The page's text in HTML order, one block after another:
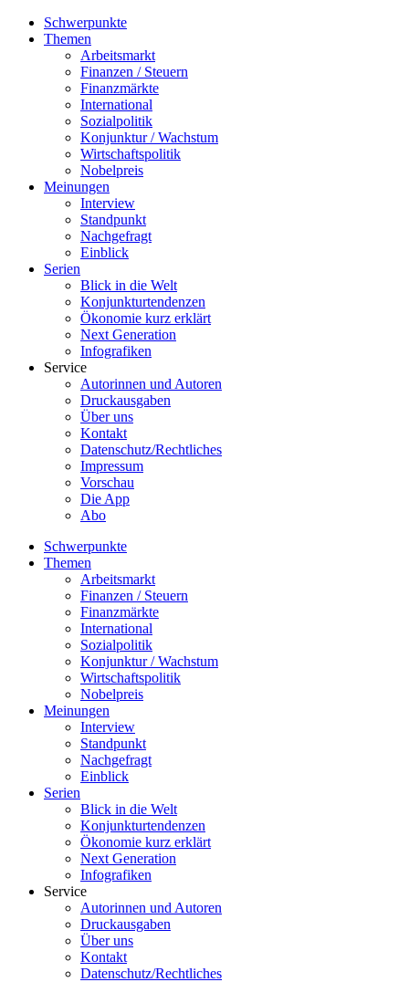
Schwerpunkte
Themen
Arbeitsmarkt
Finanzen / Steuern
Finanzmärkte
International
Sozialpolitik
Konjunktur / Wachstum
Wirtschaftspolitik
Nobelpreis
Meinungen
Interview
Standpunkt
Nachgefragt
Einblick
Serien
Blick in die Welt
Konjunkturtendenzen
Ökonomie kurz erklärt
Next Generation
Infografiken
Service
Autorinnen und Autoren
Druckausgaben
Über uns
Kontakt
Datenschutz/Rechtliches
Impressum
Vorschau
Die App
Abo
Schwerpunkte
Themen
Arbeitsmarkt
Finanzen / Steuern
Finanzmärkte
International
Sozialpolitik
Konjunktur / Wachstum
Wirtschaftspolitik
Nobelpreis
Meinungen
Interview
Standpunkt
Nachgefragt
Einblick
Serien
Blick in die Welt
Konjunkturtendenzen
Ökonomie kurz erklärt
Next Generation
Infografiken
Service
Autorinnen und Autoren
Druckausgaben
Über uns
Kontakt
Datenschutz/Rechtliches